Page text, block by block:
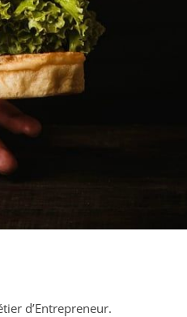
d’Entrepreneur.